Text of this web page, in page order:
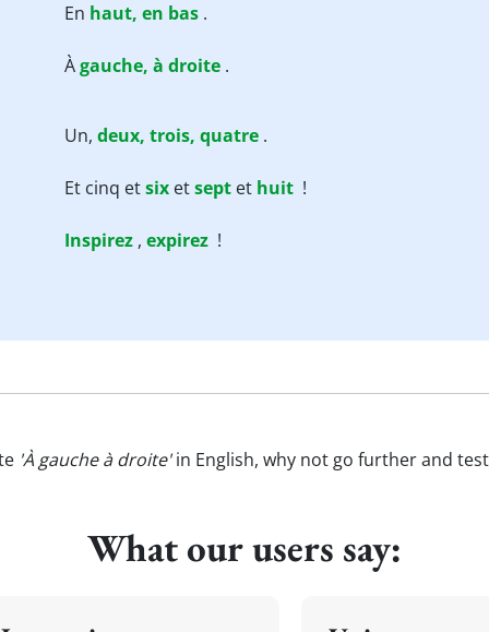
En haut, en bas .
Àgauche, à droite .
Un,deux, trois, quatre .
Et cinq etsix etsept et huit !
Inspirez ,expirez !
'À gauche à droite'in English, why not go further and
What our users say: